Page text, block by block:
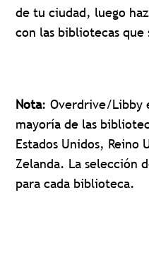
de tu ciudad, luego
con las bibliotecas
Nota: Overdrive/Libby
mayoría de las
Estados Unidos, Reino
Zelanda. La selección
para cada biblioteca.